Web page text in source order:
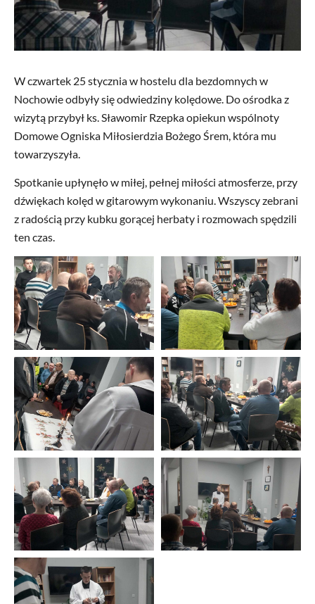
W czwartek 25 stycznia w hostelu dla bezdomnych w
Nochowie odbyły się odwiedziny kolędowe. Do ośrodka z
wizytą przybył ks. Sławomir Rzepka opiekun wspólnoty
Domowe Ogniska Miłosierdzia Bożego Śrem, która mu
towarzyszyła.
Spotkanie upłynęło w miłej, pełnej miłości atmosferze, przy
dźwiękach kolęd w gitarowym wykonaniu. Wszyscy zebrani
z radością przy kubku gorącej herbaty i rozmowach spędzili
ten czas.